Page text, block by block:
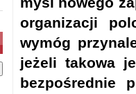
organizacji
wymóg
jeżeli takowa
bezpośrednie